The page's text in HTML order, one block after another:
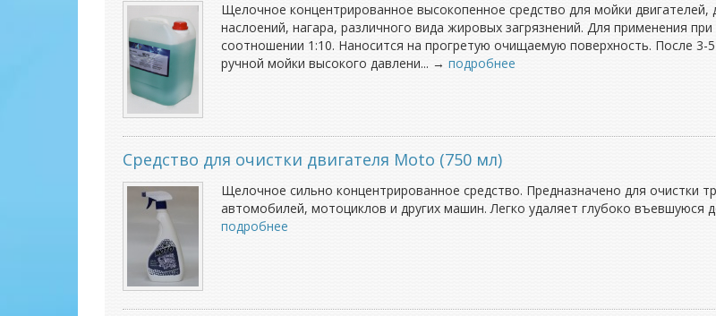
Щелочное концентрированное высокопенное средство для мойки двигателей,
наслоений, нагара, различного вида жировых загрязнений. Для применения
соотношении 1:10. Наносится на прогретую очищаемую поверхность. После 3-
ручной мойки высокого давлени... → подробнее
Средство для очистки двигателя Moto (750 мл)
Щелочное сильно концентрированное средство. Предназначено для очистки
автомобилей, мотоциклов и других машин. Легко удаляет глубоко
подробнее